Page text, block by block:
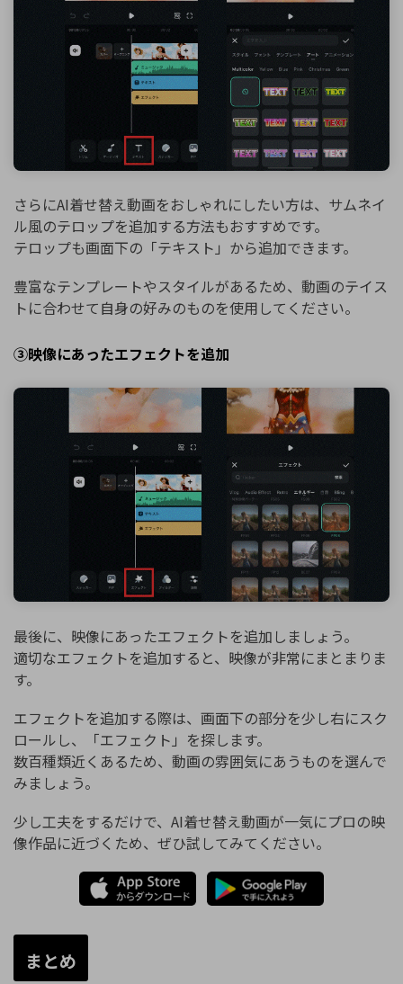
さらにAI着せ替え動画をおしゃれにしたい方は、サムネイ
ル風のテロップを追加する方法もおすすめです。
テロップも画面下の「テキスト」から追加できます。
豊富なテンプレートやスタイルがあるため、動画のテイス
トに合わせて自身の好みのものを使用してください。
③映像にあったエフェクトを追加
最後に、映像にあったエフェクトを追加しましょう。
適切なエフェクトを追加すると、映像が非常にまとまりま
す。
エフェクトを追加する際は、画面下の部分を少し右にスク
ロールし、「エフェクト」を探します。
数百種類近くあるため、動画の雰囲気にあうものを選んで
みましょう。
少し工夫をするだけで、AI着せ替え動画が一気にプロの映
像作品に近づくため、ぜひ試してみてください。
まとめ